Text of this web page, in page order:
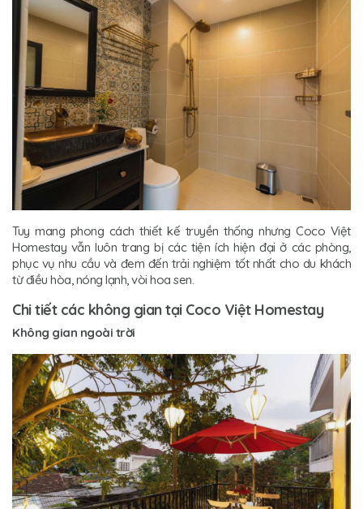
Tuy mang phong cách thiết kế truyền thống nhưng Coco Việt
Homestay vẫn luôn trang bị các tiện ích hiện đại ở các phòng,
phục vụ nhu cầu và đem đến trải nghiệm tốt nhất cho du khách
từ điều hòa, nóng lạnh, vòi hoa sen.
Chi tiết các không gian tại Coco Việt Homestay
Không gian ngoài trời